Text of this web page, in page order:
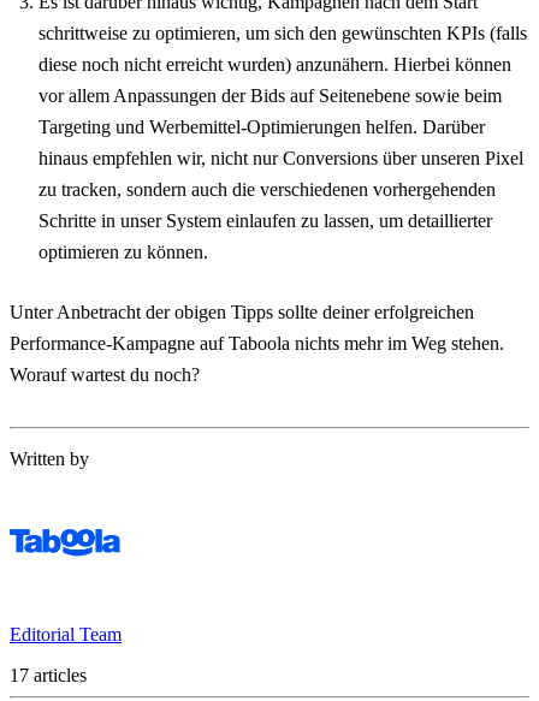
schrittweise zu optimieren, um sich den gewünschten KPIs (falls
diese noch nicht erreicht wurden) anzunähern. Hierbei können
vor allem Anpassungen der Bids auf Seitenebene sowie beim
Targeting und Werbemittel-Optimierungen helfen. Darüber
hinaus empfehlen wir, nicht nur Conversions über unseren Pixel
zu tracken, sondern auch die verschiedenen vorhergehenden
Schritte in unser System einlaufen zu lassen, um detaillierter
optimieren zu können.
Unter Anbetracht der obigen Tipps sollte deiner erfolgreichen
Performance-Kampagne auf Taboola nichts mehr im Weg stehen.
Worauf wartest du noch?
Written by
Editorial Team
17 articles